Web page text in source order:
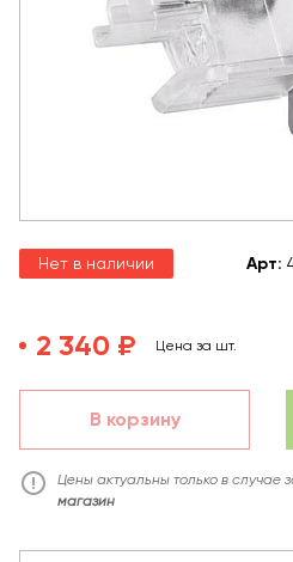
Нет в наличии Арт:
2 340 ₽ Цена за шт.
В корзину
Цены актуальны только в случае
магазин